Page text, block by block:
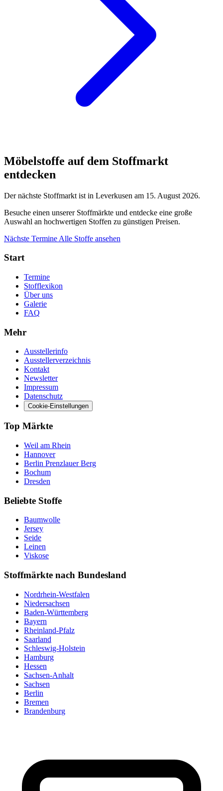
Möbelstoffe auf dem Stoffmarkt
entdecken
Der nächste Stoffmarkt ist in Leverkusen am 15. August 2026.
Besuche einen unserer Stoffmärkte und entdecke eine große
Auswahl an hochwertigen Stoffen zu günstigen Preisen.
Nächste Termine Alle Stoffe ansehen
Start
Termine
Stofflexikon
Über uns
Galerie
FAQ
Mehr
Ausstellerinfo
Ausstellerverzeichnis
Kontakt
Newsletter
Impressum
Datenschutz
Cookie-Einstellungen
Top Märkte
Weil am Rhein
Hannover
Berlin Prenzlauer Berg
Bochum
Dresden
Beliebte Stoffe
Baumwolle
Jersey
Seide
Leinen
Viskose
Stoffmärkte nach Bundesland
Nordrhein-Westfalen
Niedersachsen
Baden-Württemberg
Bayern
Rheinland-Pfalz
Saarland
Schleswig-Holstein
Hamburg
Hessen
Sachsen-Anhalt
Sachsen
Berlin
Bremen
Brandenburg